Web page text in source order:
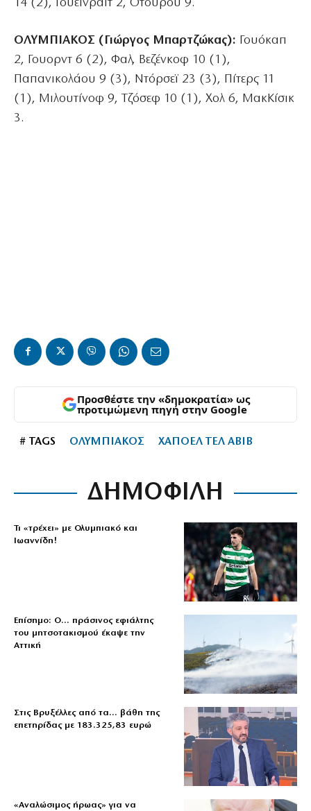
14 (2), Γουέινραϊτ 2, Οτούρου 9.
ΟΛΥΜΠΙΑΚΟΣ (Γιώργος Μπαρτζώκας): Γουόκαπ
2, Γουορντ 6 (2), Φαλ, Βεζένκοφ 10 (1),
Παπανικολάου 9 (3), Ντόρσεϊ 23 (3), Πίτερς 11
(1), Μιλουτίνοφ 9, Τζόσεφ 10 (1), Χολ 6, ΜακΚίσικ
3.
Προσθέστε την «δημοκρατία» ως
προτιμώμενη πηγή στην Google
# TAGS ΟΛΥΜΠΙΑΚΟΣ ΧΑΠΟΕΛ ΤΕΛ ΑΒΙΒ
ΔΗΜΟΦΙΛΗ
Τι «τρέχει» με Ολυμπιακό και
Ιωαννίδη!
Επίσημο: Ο… πράσινος εφιάλτης
του μητσοτακισμού έκαψε την
Αττική
Στις Βρυξέλλες από τα… βάθη της
επετηρίδας με 183.325,83 ευρώ
«Aναλώσιμος ήρωας» για να